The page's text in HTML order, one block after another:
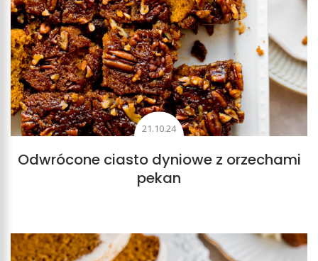
21.10.24
Odwrócone ciasto dyniowe z orzechami
pekan